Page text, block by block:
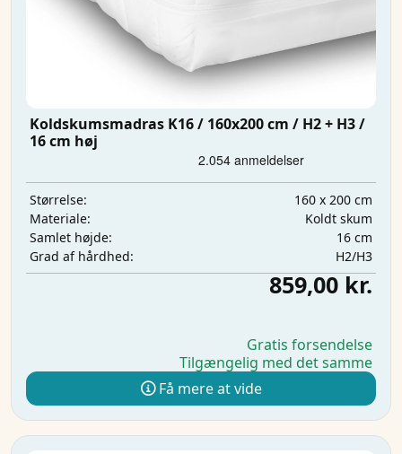
Koldskumsmadras K16 / 160x200 cm / H2 + H3 /
16 cm høj
Størrelse:
160 x 200 cm
Materiale:
Koldt skum
Samlet højde:
16 cm
Grad af hårdhed:
H2/H3
859,00 kr.
Gratis forsendelse
Tilgængelig med det samme
Få mere at vide